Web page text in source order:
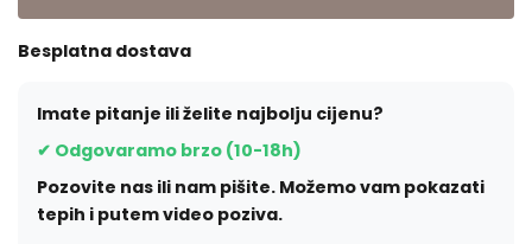
Besplatna dostava
Imate pitanje ili želite najbolju cijenu?
✔ Odgovaramo brzo (10-18h)
Pozovite nas ili nam pišite. Možemo vam pokazati
tepih i putem video poziva.